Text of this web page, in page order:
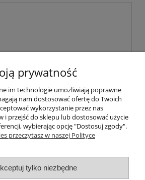
Informacje
Moje konto
O nas
prywatność
im technologie umożliwiają poprawne
nam dostosować ofertę do Twoich
wykorzystanie przez nas
i przejść do sklepu lub dostosować użycie
wybierając opcję "Dostosuj zgody".
przeczytasz w naszej Polityce
tylko niezbędne